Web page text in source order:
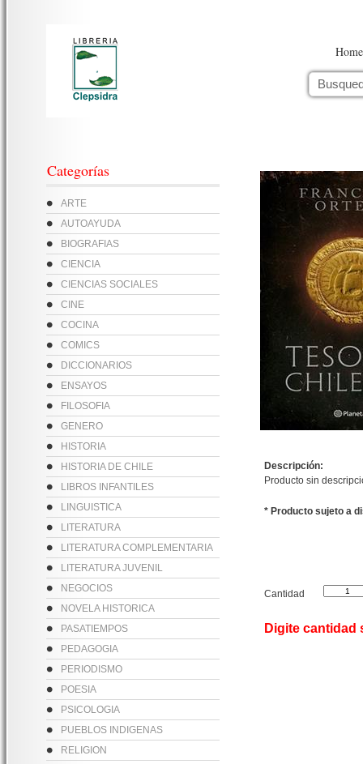
Home
Categorías
ARTE
AUTOAYUDA
BIOGRAFIAS
CIENCIA
CIENCIAS SOCIALES
CINE
COCINA
COMICS
DICCIONARIOS
ENSAYOS
FILOSOFIA
GENERO
HISTORIA
HISTORIA DE CHILE
LIBROS INFANTILES
LINGUISTICA
LITERATURA
LITERATURA COMPLEMENTARIA
LITERATURA JUVENIL
NEGOCIOS
NOVELA HISTORICA
PASATIEMPOS
PEDAGOGIA
PERIODISMO
POESIA
PSICOLOGIA
PUEBLOS INDIGENAS
RELIGION
Descripción:
Producto sin
* Producto sujeto a
Cantidad
Digite